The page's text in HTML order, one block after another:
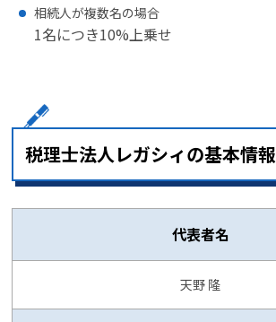
相続人が複数名の場合
1名につき10%上乗せ
税理士法人レガシィの基本情報
代表者名
天野 隆